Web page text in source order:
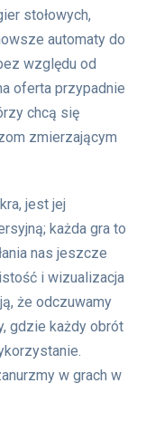
stołowych,
automaty do
względu od
oferta przypadnie
chcą się
zmierzającym
jest jej
każda gra to
nas jeszcze
i wizualizacja
że odczuwamy
gdzie każdy obrót
w grach w